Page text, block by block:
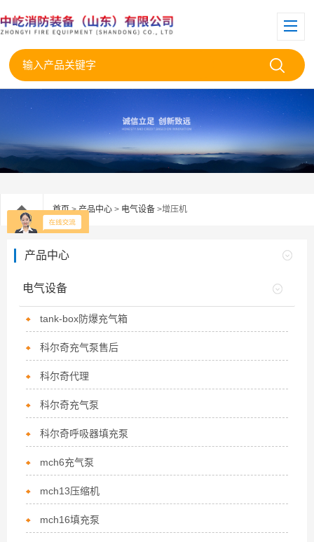
首页>产品中心 > 电气设备 >增压机
产品中心
电气设备
tank-box防爆充气箱
科尔奇充气泵售后
科尔奇代理
科尔奇充气泵
科尔奇呼吸器填充泵
mch6充气泵
mch13压缩机
mch16填充泵